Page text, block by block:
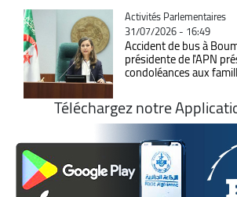
Catégorie
Activités Parlementaires
31/07/2026 - 16:49
Accident de bus à
présidente de l'APN
condoléances aux
Téléchargez notre